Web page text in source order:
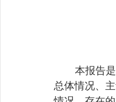
本报告
总体情况、